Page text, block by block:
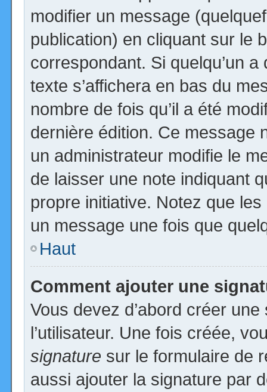
modifier un message
publication) en cliquant sur le
correspondant. Si quelqu’un
texte s’affichera en bas du
nombre de fois qu’il a été
dernière édition. Ce message
un administrateur modifie le
de laisser une note indiquant
propre initiative. Notez que
un message une fois que
Haut
Comment ajouter une
Vous devez d’abord créer
l’utilisateur. Une fois créée,
signature sur le formulaire de
aussi ajouter la signature par